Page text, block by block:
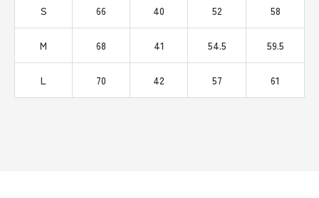
S 66 40 52 58
M 68 41 54.5 59.5
L 70 42 57 61